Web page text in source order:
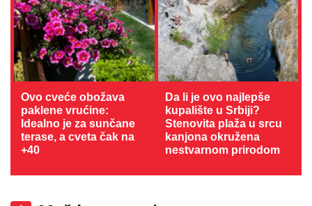
Ovo cveće obožava
paklene vrućine:
Idealno je za sunčane
terase, a cveta čak na
+40
Da li je ovo najlepše
kupalište u Srbiji?
Stenovita plaža u srcu
kanjona okružena
nestvarnom prirodom